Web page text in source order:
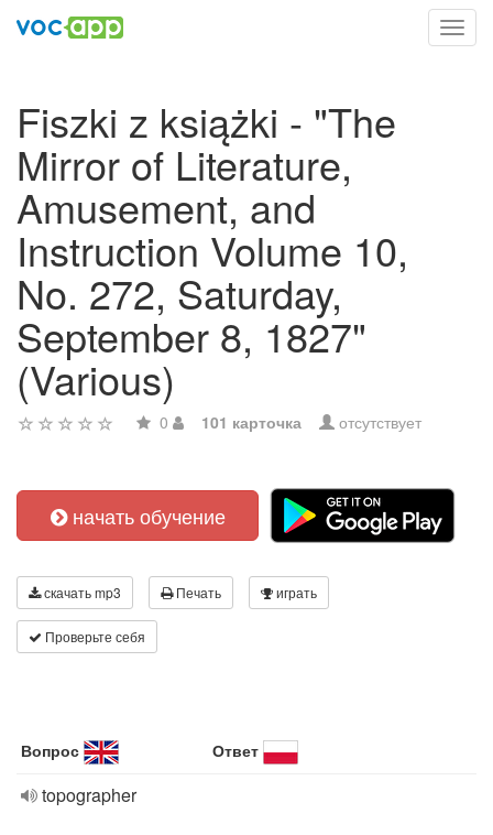
Fiszki z książki - "The
Mirror of Literature,
Amusement, and
Instruction Volume 10,
No. 272, Saturday,
September 8, 1827"
(Various)
0 101 карточка отсутствует
начать обучение
скачать mp3 Печать играть
Проверьте себя
Вопрос Ответ
topographer